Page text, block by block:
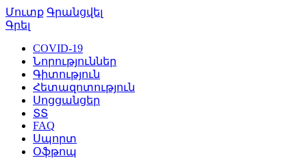
Մուտք Գրանցվել
Գրել
COVID-19
Նորություններ
Գիտություն
Հետազոտություն
Սոցցանցեր
ՏՏ
FAQ
Սպորտ
Օֆթոպ